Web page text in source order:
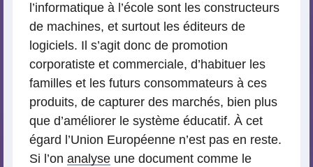
l’informatique à l’école sont les constructeurs
de machines, et surtout les éditeurs de
logiciels. Il s’agit donc de promotion
corporatiste et commerciale, d’habituer les
familles et les futurs consommateurs à ces
produits, de capturer des marchés, bien plus
que d’améliorer le système éducatif. À cet
égard l’Union Européenne n’est pas en reste.
Si l’on analyse une document comme le